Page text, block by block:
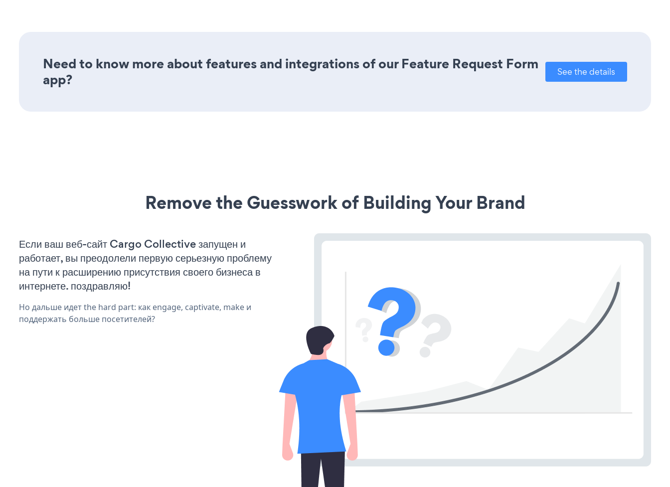
Need to know more about features and integrations of our Feature Request Form
app?
See the details
Remove the Guesswork of Building Your Brand
Если ваш веб-сайт Cargo Collective запущен и
работает, вы преодолели первую серьезную проблему
на пути к расширению присутствия своего бизнеса в
интернете. поздравляю!
Но дальше идет the hard part: как engage, captivate, make и
поддержать больше посетителей?